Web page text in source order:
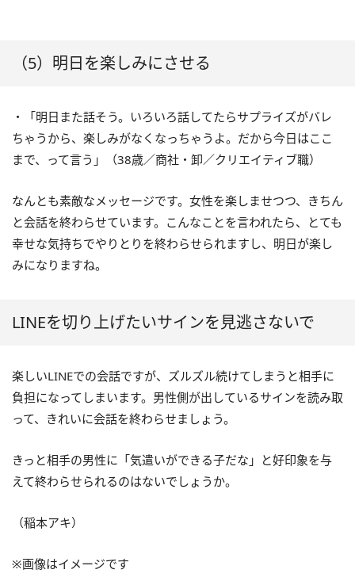
（5）明日を楽しみにさせる
・「明日また話そう。いろいろ話してたらサプライズがバレ
ちゃうから、楽しみがなくなっちゃうよ。だから今日はここ
まで、って言う」（38歳／商社・卸／クリエイティブ職）
なんとも素敵なメッセージです。女性を楽しませつつ、きちん
と会話を終わらせています。こんなことを言われたら、とても
幸せな気持ちでやりとりを終わらせられますし、明日が楽し
みになりますね。
LINEを切り上げたいサインを見逃さないで
楽しいLINEでの会話ですが、ズルズル続けてしまうと相手に
負担になってしまいます。男性側が出しているサインを読み取
って、きれいに会話を終わらせましょう。
きっと相手の男性に「気遣いができる子だな」と好印象を与
えて終わらせられるのはないでしょうか。
（稲本アキ）
※画像はイメージです